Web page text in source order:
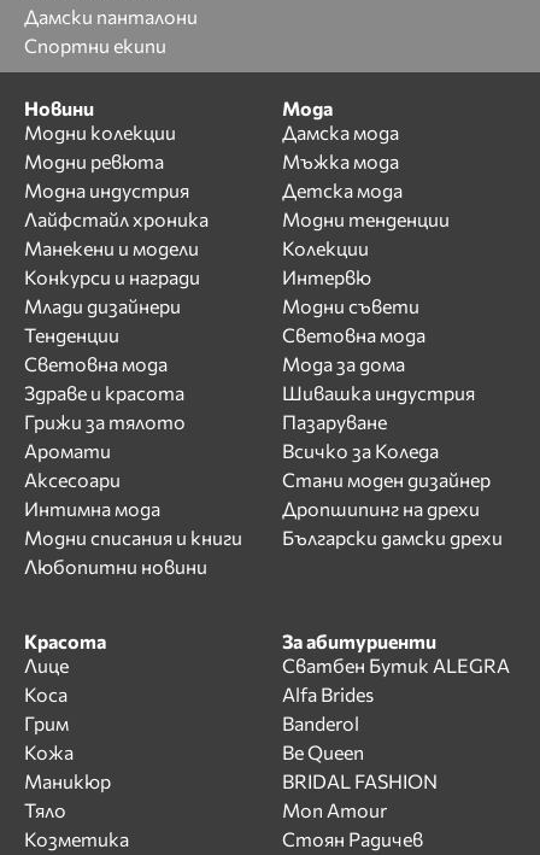
Дамски панталони
Спортни екипи
Новини
Модни колекции
Модни ревюта
Модна индустрия
Лайфстайл хроника
Манекени и модели
Конкурси и награди
Млади дизайнери
Тенденции
Световна мода
Здраве и красота
Грижи за тялото
Аромати
Аксесоари
Интимна мода
Модни списания и книги
Любопитни новини
Мода
Дамска мода
Мъжка мода
Детска мода
Модни тенденции
Колекции
Интервю
Модни съвети
Световна мода
Мода за дома
Шивашка индустрия
Пазаруване
Всичко за Коледа
Стани моден дизайнер
Дропшипинг на дрехи
Български дамски дрехи
Красота
Лице
Коса
Грим
Кожа
Маникюр
Тяло
Козметика
За абитуриенти
Сватбен Бутик ALEGRA
Alfa Brides
Banderol
Be Queen
BRIDAL FASHION
Mon Amour
Стоян Радичев